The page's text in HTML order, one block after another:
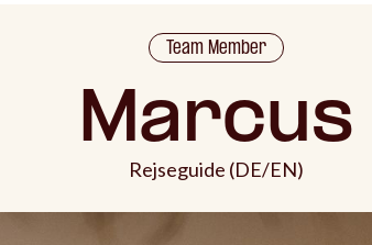
Team Member
Marcus
Rejseguide (DE/EN)